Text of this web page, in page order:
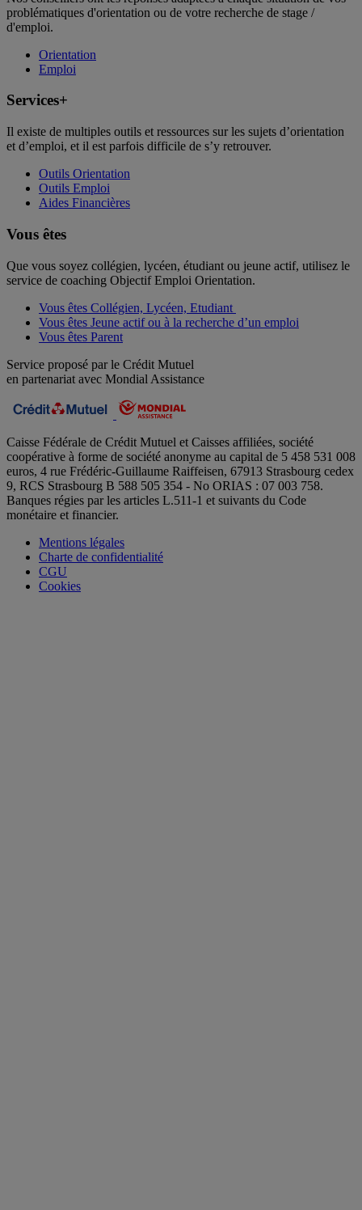
problématiques d'orientation ou de votre recherche de stage /
d'emploi.
Orientation
Emploi
Services+
Il existe de multiples outils et ressources sur les sujets d’orientation
et d’emploi, et il est parfois difficile de s’y retrouver.
Outils Orientation
Outils Emploi
Aides Financières
Vous êtes
Que vous soyez collégien, lycéen, étudiant ou jeune actif, utilisez le
service de coaching Objectif Emploi Orientation.
Vous êtes Collégien, Lycéen, Etudiant
Vous êtes Jeune actif ou à la recherche d’un emploi
Vous êtes Parent
Service proposé par le Crédit Mutuel
en partenariat avec Mondial Assistance
Caisse Fédérale de Crédit Mutuel et Caisses affiliées, société
coopérative à forme de société anonyme au capital de 5 458 531 008
euros, 4 rue Frédéric-Guillaume Raiffeisen, 67913 Strasbourg cedex
9, RCS Strasbourg B 588 505 354 - No ORIAS : 07 003 758.
Banques régies par les articles L.511-1 et suivants du Code
monétaire et financier.
Mentions légales
Charte de confidentialité
CGU
Cookies